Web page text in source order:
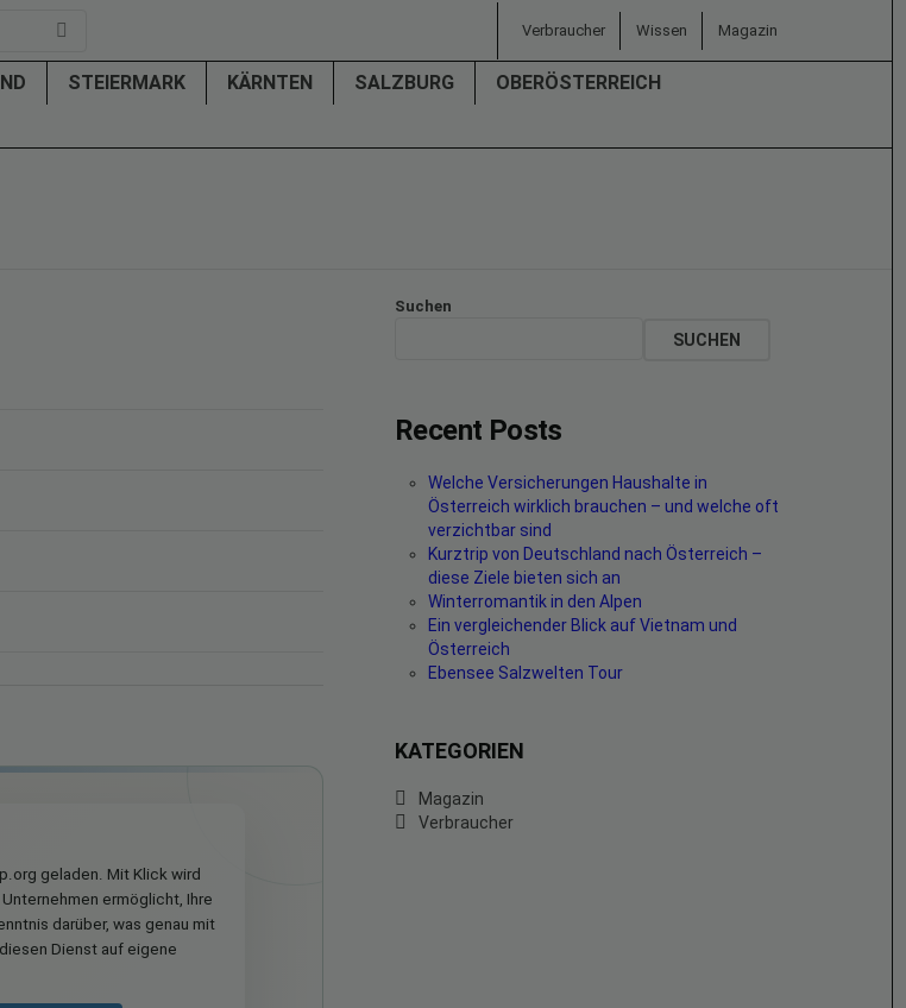
Verbraucher Wissen Magazin
STEIERMARK KÄRNTEN SALZBURG
OBERÖSTERREICH
geladen. Mit Klick wird
ermöglicht, Ihre
darüber, was genau mit
Dienst auf eigene
Suchen
SUCHEN
Recent Posts
Welche Versicherungen Haushalte in
Österreich wirklich brauchen – und welche oft
verzichtbar sind
Kurztrip von Deutschland nach Österreich –
diese Ziele bieten sich an
Winterromantik in den Alpen
Ein vergleichender Blick auf Vietnam und
Österreich
Ebensee Salzwelten Tour
KATEGORIEN
Magazin
Verbraucher